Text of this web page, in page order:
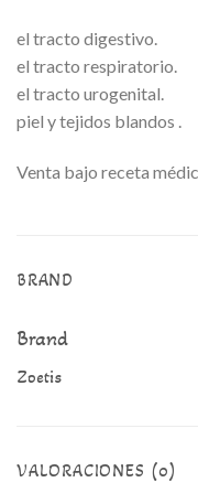
el tracto digestivo.
el tracto respiratorio.
el tracto urogenital.
piel y tejidos blandos .
Venta bajo receta
BRAND
Brand
Zoetis
VALORACIONES (0)